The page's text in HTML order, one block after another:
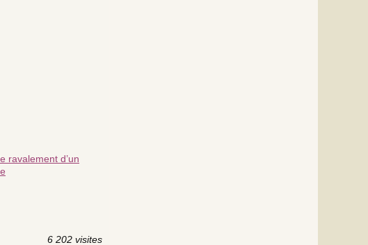
ravalement d’un
6 202 visites